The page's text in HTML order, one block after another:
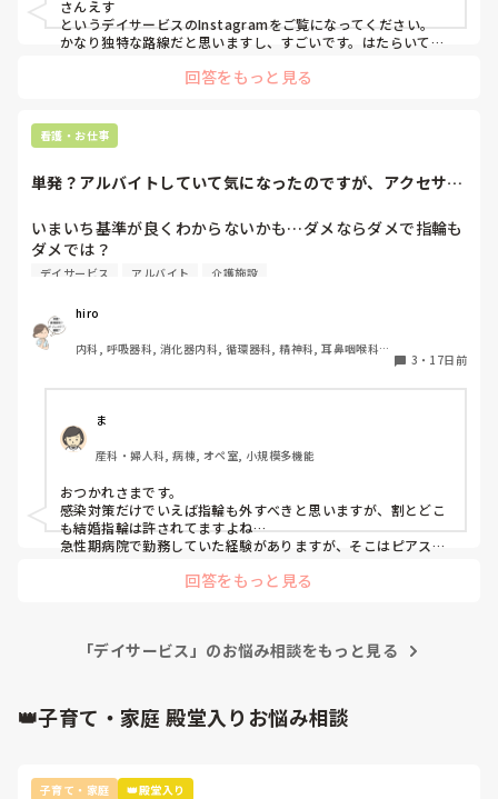
期, 回復期, 終末期, オペ室, 透析, 検診・健診
さんえす
というデイサービスのInstagramをご覧になってください。
かなり独特な路線だと思いますし、すごいです。はたらいてみ
回答をもっと見る
看護・お仕事
単発？アルバイトしていて気になったのですが、アクセサリ
いまいち基準が良くわからないかも…ダメならダメで指輪も
ダメでは？
腕時計すらダメなのに…
デイサービス アルバイト 介護施設
hiro
内科, 呼吸器科, 消化器内科, 循環器科, 精神科, 耳鼻咽喉科,
3 ・ 17日前
ま
産科・婦人科, 病棟, オペ室, 小規模多機能
おつかれさまです。
感染対策だけでいえば指輪も外すべきと思いますが、割とどこ
も結婚指輪は許されてますよね…
急性期病院で勤務していた経験がありますが、そこはピアス1
回答をもっと見る
「デイサービス」のお悩み相談をもっと見る
👑子育て・家庭 殿堂入りお悩み相談
子育て・家庭 👑殿堂入り